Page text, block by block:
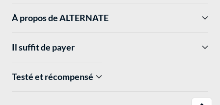
À propos de ALTERNATE
Il suffit de payer
Testé et récompensé